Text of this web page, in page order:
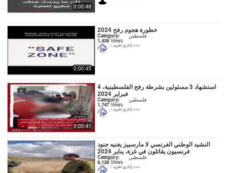
0:00:48
0:00:45
خطورة هجوم رفح 2024
Category: فلسطين
1,439Views
إداري-تغريد 2 years
0:00:41
استشهاد 3 مسئولين بشرطة رفح الفلسطينية، 4
فبراير 2024
Category: فلسطين
1,747Views
إداري-تغريد 2 years
النشيد الوطني الفرنسي لا مارسييز يغنيه جنود
فرنسيون يقاتلون في غزة، يناير 2024
Category: فلسطين
6,128Views
إداري-تغريد 2 years